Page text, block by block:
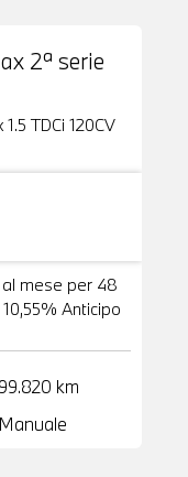
2ª serie
TDCi 120CV
al mese per 48
Anticipo
km
Manuale